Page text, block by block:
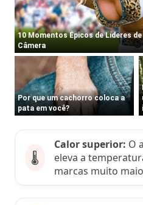
🌡️
Calor superior: O
eleva a
marcas muito